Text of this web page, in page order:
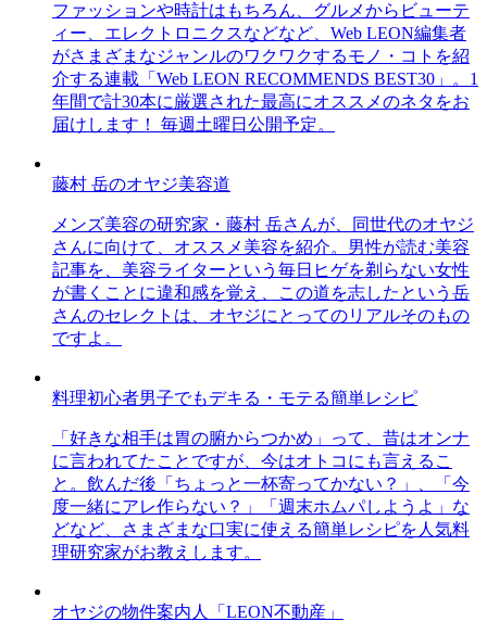
ファッションや時計はもちろん、グルメからビューテ
ィー、エレクトロニクスなどなど、Web LEON編集者
がさまざまなジャンルのワクワクするモノ・コトを紹
介する連載「Web LEON RECOMMENDS BEST30」。1
年間で計30本に厳選された最高にオススメのネタをお
届けします！ 毎週土曜日公開予定。
藤村 岳のオヤジ美容道
メンズ美容の研究家・藤村 岳さんが、同世代のオヤジ
さんに向けて、オススメ美容を紹介。男性が読む美容
記事を、美容ライターという毎日ヒゲを剃らない女性
が書くことに違和感を覚え、この道を志したという岳
さんのセレクトは、オヤジにとってのリアルそのもの
ですよ。
料理初心者男子でもデキる・モテる簡単レシピ
「好きな相手は胃の腑からつかめ」って、昔はオンナ
に言われてたことですが、今はオトコにも言えるこ
と。飲んだ後「ちょっと一杯寄ってかない？」、「今
度一緒にアレ作らない？」「週末ホムパしようよ」な
どなど、さまざまな口実に使える簡単レシピを人気料
理研究家がお教えします。
オヤジの物件案内人「LEON不動産」